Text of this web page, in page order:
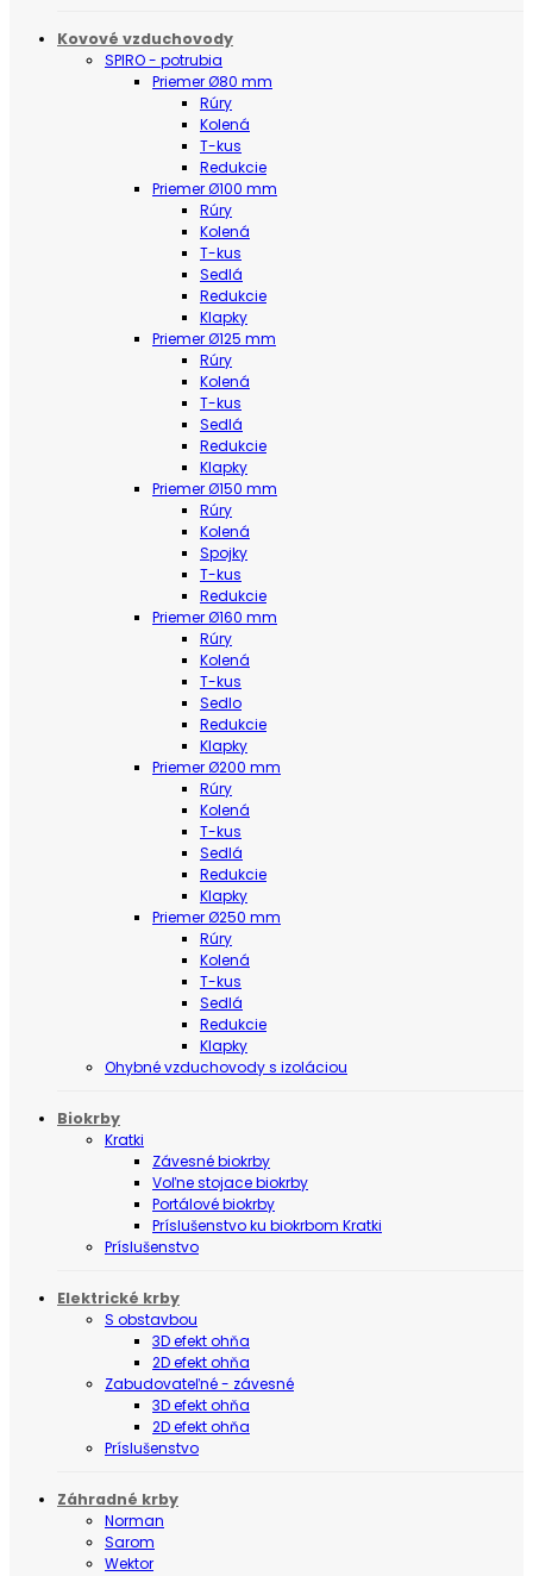
Kovové vzduchovody
SPIRO - potrubia
Priemer Ø80 mm
Rúry
Kolená
T-kus
Redukcie
Priemer Ø100 mm
Rúry
Kolená
T-kus
Sedlá
Redukcie
Klapky
Priemer Ø125 mm
Rúry
Kolená
T-kus
Sedlá
Redukcie
Klapky
Priemer Ø150 mm
Rúry
Kolená
Spojky
T-kus
Redukcie
Priemer Ø160 mm
Rúry
Kolená
T-kus
Sedlo
Redukcie
Klapky
Priemer Ø200 mm
Rúry
Kolená
T-kus
Sedlá
Redukcie
Klapky
Priemer Ø250 mm
Rúry
Kolená
T-kus
Sedlá
Redukcie
Klapky
Ohybné vzduchovody s izoláciou
Biokrby
Kratki
Závesné biokrby
Voľne stojace biokrby
Portálové biokrby
Príslušenstvo ku biokrbom Kratki
Príslušenstvo
Elektrické krby
S obstavbou
3D efekt ohňa
2D efekt ohňa
Zabudovateľné - závesné
3D efekt ohňa
2D efekt ohňa
Príslušenstvo
Záhradné krby
Norman
Sarom
Wektor